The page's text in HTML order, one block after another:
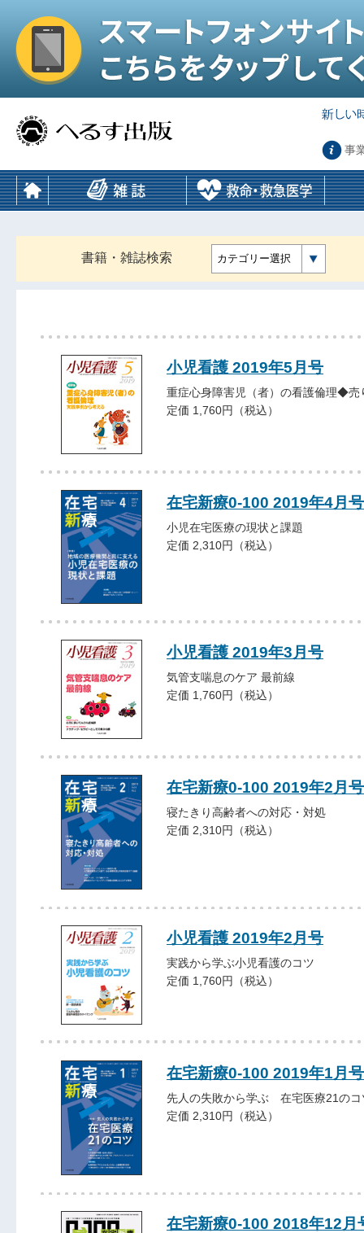
事
書籍・雑誌検索 カテゴリー選択
小児看護 2019年5月号
重症心身障害児（者）の看護倫理◆
定価 1,760円（税込）
在宅新療0-100 2019年4月号
小児在宅医療の現状と課題
定価 2,310円（税込）
小児看護 2019年3月号
気管支喘息のケア 最前線
定価 1,760円（税込）
在宅新療0-100 2019年2月号
寝たきり高齢者への対応・対処
定価 2,310円（税込）
小児看護 2019年2月号
実践から学ぶ小児看護のコツ
定価 1,760円（税込）
在宅新療0-100 2019年1月号
先人の失敗から学ぶ 在宅医療21のコ
定価 2,310円（税込）
在宅新療0-100 2018年12月